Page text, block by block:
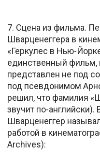
7. Сцена из фильма.
Шварценеггера в
«Геркулес в Нью-
единственный фильм,
представлен не под
под псевдонимом
решил, что фамилия
звучит по-
Шварценеггер
работой в
Archives):